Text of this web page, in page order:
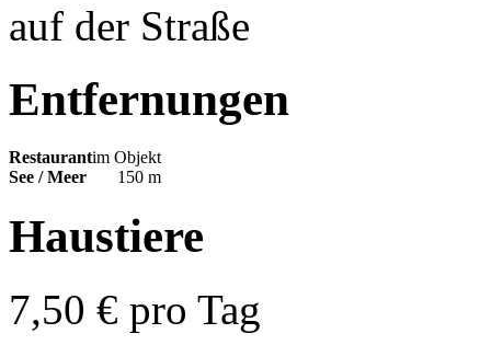
auf der Straße
Entfernungen
Restaurantim Objekt
See / Meer
150 m
Haustiere
7,50 € pro Tag